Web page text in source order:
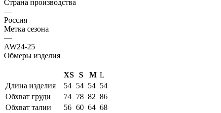
Страна производства
—
Россия
Метка сезона
—
AW24-25
Обмеры изделия
XS S M L
Длина изделия
54 54 54 54
Обхват груди
74 78 82 86
Обхват талии
56 60 64 68